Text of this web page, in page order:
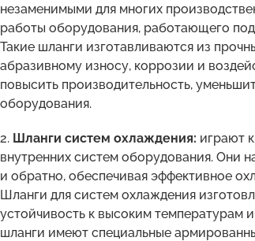
незаменимыми для многих
работы оборудования, работающего
Такие шланги изготавливаются из
абразивному износу, коррозии и
повысить производительность,
оборудования.
2. Шланги систем охлаждения: играют
внутренних систем оборудования. Они
и обратно, обеспечивая эффективное
Шланги для систем охлаждения
устойчивость к высоким температурам
шланги имеют специальные